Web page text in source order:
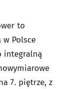
to
Polsce
integralną
7. piętrze, z